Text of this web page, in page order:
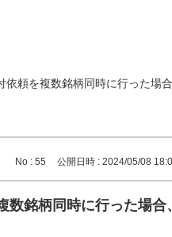
依頼を複数銘柄同時に行った場
No : 55 公開日時 : 2024/05/08
数銘柄同時に行った場